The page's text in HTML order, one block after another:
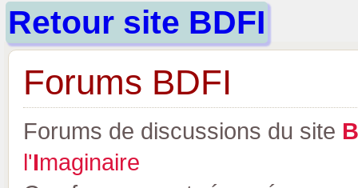
Retour site BDFI
Forums BDFI
Forums de discussions du site B
l'Imaginaire